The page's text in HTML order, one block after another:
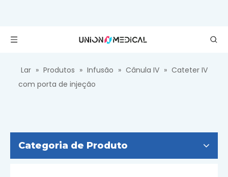
Lar » Produtos » Infusão » Cânula IV » Cateter IV
com porta de injeção
Categoria de Produto